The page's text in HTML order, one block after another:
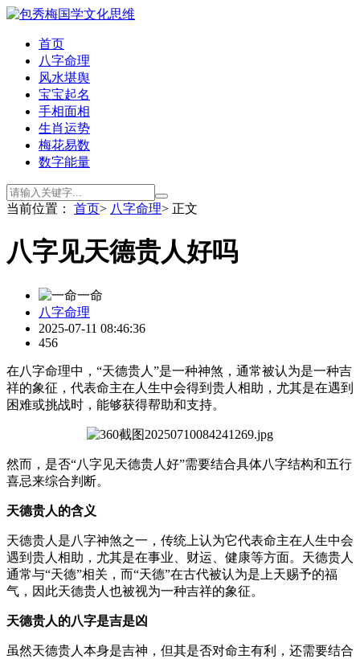
首页
八字命理
风水堪舆
宝宝起名
手相面相
生肖运势
梅花易数
数字能量
当前位置： 首页> 八字命理> 正文
八字见天德贵人好吗
一命
八字命理
2025-07-11 08:46:36
456
在八字命理中，“天德贵人”是一种神煞，通常被认为是一种吉
祥的象征，代表命主在人生中会得到贵人相助，尤其是在遇到
困难或挑战时，能够获得帮助和支持。
然而，是否“八字见天德贵人好”需要结合具体八字结构和五行
喜忌来综合判断。
天德贵人的含义
天德贵人是八字神煞之一，传统上认为它代表命主在人生中会
遇到贵人相助，尤其是在事业、财运、健康等方面。天德贵人
通常与“天德”相关，而“天德”在古代被认为是上天赐予的福
气，因此天德贵人也被视为一种吉祥的象征。
天德贵人的八字是吉是凶
虽然天德贵人本身是吉神，但其是否对命主有利，还需要结合